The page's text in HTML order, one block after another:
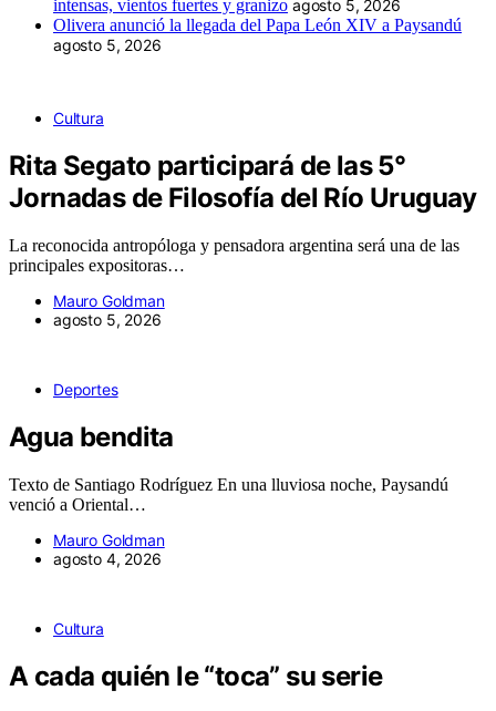
intensas, vientos fuertes y granizo agosto 5, 2026
Olivera anunció la llegada del Papa León XIV a Paysandú
agosto 5, 2026
Cultura
Rita Segato participará de las 5°
Jornadas de Filosofía del Río Uruguay
La reconocida antropóloga y pensadora argentina será una de las
principales expositoras…
Mauro Goldman
agosto 5, 2026
Deportes
Agua bendita
Texto de Santiago Rodríguez En una lluviosa noche, Paysandú
venció a Oriental…
Mauro Goldman
agosto 4, 2026
Cultura
A cada quién le “toca” su serie